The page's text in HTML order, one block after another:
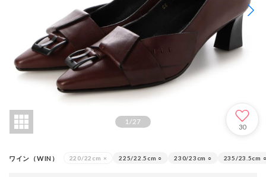
1/27
30
ワイン（WIN） 220/22cm × 225/22.5cm ○ 230/23cm ○ 235/23.5cm